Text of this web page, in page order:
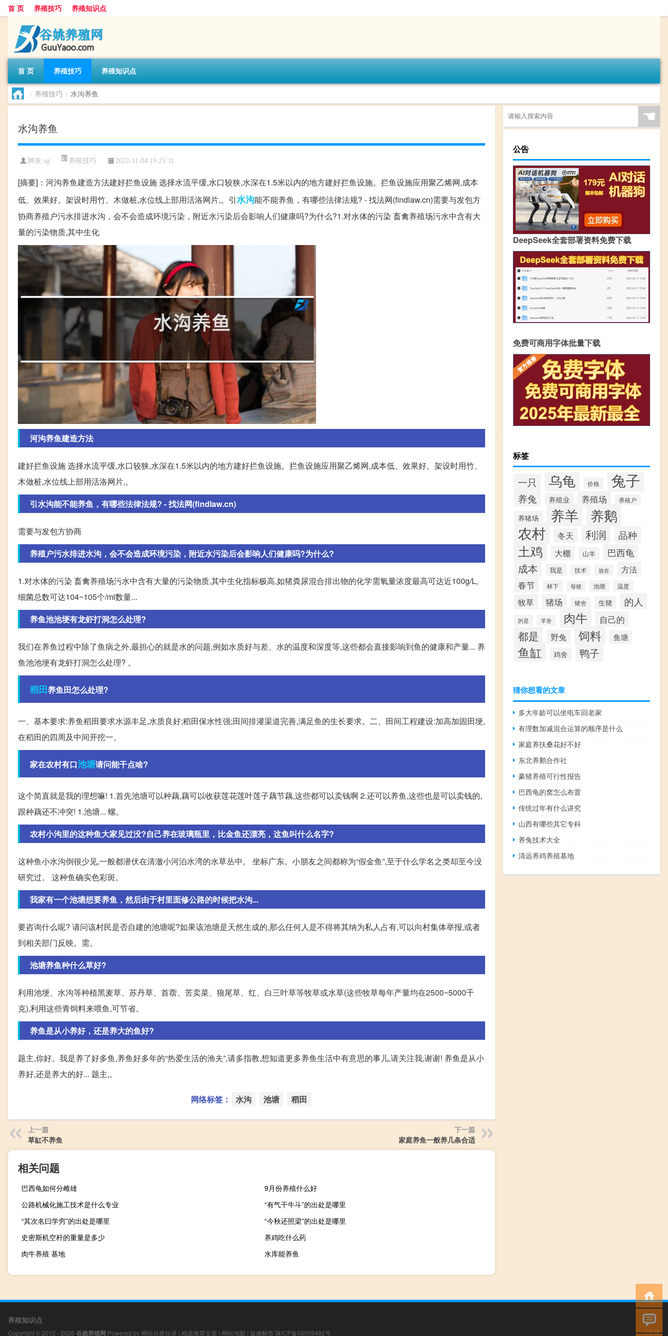
首 页 养殖技巧 养殖知识点
首 页 养殖技巧 养殖知识点
> 养殖技巧 > 水沟养鱼
水沟养鱼
网友:sg 养殖技巧 2022-11-04 19:25:31
[摘要]：河沟养鱼建造方法建好拦鱼设施 选择水流平缓,水口较狭,水深在1.5米以内的地方建好拦鱼设施。拦鱼设施应用聚乙烯网,成本
低、效果好。架设时用竹、木做桩,水位线上部用活洛网片,。引水沟能不能养鱼，有哪些法律法规? - 找法网(findlaw.cn)需要与发包方
协商养殖户污水排进水沟，会不会造成环境污染，附近水污染后会影响人们健康吗?为什么?1.对水体的污染 畜禽养殖场污水中含有大
量的污染物质,其中生化
河沟养鱼建造方法
建好拦鱼设施 选择水流平缓,水口较狭,水深在1.5米以内的地方建好拦鱼设施。拦鱼设施应用聚乙烯网,成本低、效果好。架设时用竹、
木做桩,水位线上部用活洛网片,。
引水沟能不能养鱼，有哪些法律法规? - 找法网(findlaw.cn)
需要与发包方协商
养殖户污水排进水沟，会不会造成环境污染，附近水污染后会影响人们健康吗?为什么?
1.对水体的污染 畜禽养殖场污水中含有大量的污染物质,其中生化指标极高,如猪粪尿混合排出物的化学需氧量浓度最高可达近100g/L,
细菌总数可达104~105个/ml数量...
养鱼池池埂有龙虾打洞怎么处理?
我们在养鱼过程中除了鱼病之外,最担心的就是水的问题,例如水质好与差、水的温度和深度等,这些都会直接影响到鱼的健康和产量... 养
鱼池池埂有龙虾打洞怎么处理? 。
稻田养鱼田怎么处理?
一、基本要求:养鱼稻田要求水源丰足,水质良好;稻田保水性强;田间排灌渠道完善,满足鱼的生长要求。二、田间工程建设:加高加固田埂,
在稻田的四周及中间开挖一。
家在农村有口池塘请问能干点啥?
这个简直就是我的理想嘛! 1.首先池塘可以种藕,藕可以收获莲花莲叶莲子藕节藕,这些都可以卖钱啊 2.还可以养鱼,这些也是可以卖钱的,
跟种藕还不冲突! 1.池塘... 螺。
农村小沟里的这种鱼大家见过没?自己养在玻璃瓶里，比金鱼还漂亮，这鱼叫什么名字?
这种鱼小水沟倒很少见,一般都潜伏在清澈小河泊水湾的水草丛中。 坐标广东。小朋友之间都称为“假金鱼”,至于什么学名之类却至今没
研究过。 这种鱼确实色彩斑。
我家有一个池塘想要养鱼，然后由于村里面修公路的时候把水沟...
要咨询什么呢? 请问该村民是否自建的池塘呢?如果该池塘是天然生成的,那么任何人是不得将其纳为私人占有,可以向村集体举报,或者
到相关部门反映。需。
池塘养鱼种什么草好?
利用池埂、水沟等种植黑麦草、苏丹草、首蓿、苦卖菜、狼尾草、红、白三叶草等牧草或水草(这些牧草每年产量均在2500~5000千
克),利用这些青饲料来喂鱼,可节省。
养鱼是从小养好，还是养大的鱼好?
题主,你好。我是养了好多鱼,养鱼好多年的“热爱生活的渔夫”,请多指教,想知道更多养鱼生活中有意思的事儿,请关注我,谢谢! 养鱼是从小
养好,还是养大的好... 题主,。
网络标签： 水沟 池塘 稻田
上一篇
草缸不养鱼
下一篇
家庭养鱼一般养几条合适
相关问题
巴西龟如何分雌雄
9月份养殖什么好
公路机械化施工技术是什么专业
“有气干牛斗”的出处是哪里
“其次名曰学穷”的出处是哪里
“今秋还照梁”的出处是哪里
史密斯机空杆的重量是多少
养鸡吃什么药
肉牛养殖 基地
水库能养鱼
☚
公告
DeepSeek全套部署资料免费下载
免费可商用字体批量下载
标签
一只 乌龟 价格 兔子
养兔 养殖业 养殖场 养殖户
养猪场 养羊 养鹅
农村 冬天 利润 品种
土鸡 大棚 山羊 巴西龟
成本 我是 技术 放在
方法
春节
林下 母猪 池塘 温度
牧草 猪场 猪舍 生猪 的人
的是 羊舍 肉牛 自己的
都是 野兔 饲料 鱼塘
鱼缸 鸡舍 鸭子
猜你想看的文章
多大年龄可以坐电车回老家
有理数加减混合运算的顺序是什么
家庭养扶桑花好不好
东北养鹅合作社
豪猪养殖可行性报告
巴西龟的窝怎么布置
传统过年有什么讲究
山西有哪些其它专科
养兔技术大全
清远养鸡养殖基地
养殖知识点
Copyright © 2012 - 2026 谷姚养殖网 Powered by 网站分类目录 | 精选推荐文章 | 网站地图 | 疑难解答 陕ICP备05009492号 小男孩